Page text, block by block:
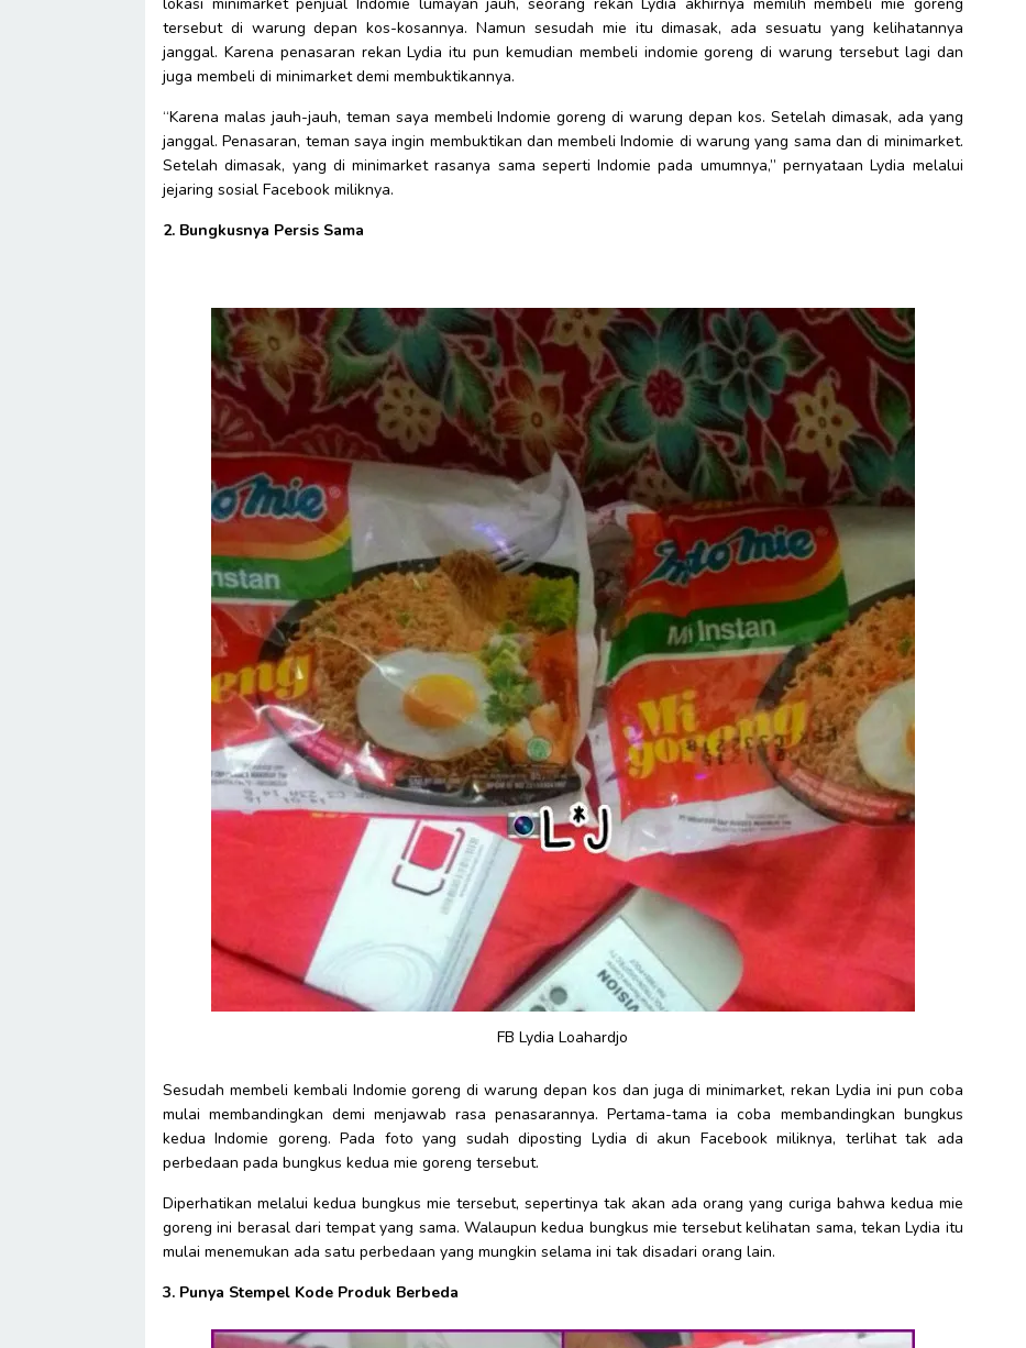
tersebut di warung depan kos-kosannya. Namun sesudah mie itu dimasak, ada sesuatu yang kelihatannya
janggal. Karena penasaran rekan Lydia itu pun kemudian membeli indomie goreng di warung tersebut lagi dan
juga membeli di minimarket demi membuktikannya.
“Karena malas jauh-jauh, teman saya membeli Indomie goreng di warung depan kos. Setelah dimasak, ada yang
janggal. Penasaran, teman saya ingin membuktikan dan membeli Indomie di warung yang sama dan di minimarket.
Setelah dimasak, yang di minimarket rasanya sama seperti Indomie pada umumnya,” pernyataan Lydia melalui
jejaring sosial Facebook miliknya.
2. Bungkusnya Persis Sama
FB Lydia Loahardjo
Sesudah membeli kembali Indomie goreng di warung depan kos dan juga di minimarket, rekan Lydia ini pun coba
mulai membandingkan demi menjawab rasa penasarannya. Pertama-tama ia coba membandingkan bungkus
kedua Indomie goreng. Pada foto yang sudah diposting Lydia di akun Facebook miliknya, terlihat tak ada
perbedaan pada bungkus kedua mie goreng tersebut.
Diperhatikan melalui kedua bungkus mie tersebut, sepertinya tak akan ada orang yang curiga bahwa kedua mie
goreng ini berasal dari tempat yang sama. Walaupun kedua bungkus mie tersebut kelihatan sama, tekan Lydia itu
mulai menemukan ada satu perbedaan yang mungkin selama ini tak disadari orang lain.
3. Punya Stempel Kode Produk Berbeda